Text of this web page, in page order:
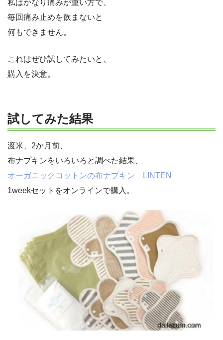
私はかなり痛みが重い方で、
毎回痛み止めを飲まないと
何もできません。
これはぜひ試してみたいと、
購入を決意。
試してみた結果
渡米、2か月前、
布ナプキンをいろいろと調べた結果、
オーガニックコットンの布ナプキン LINTEN
1weekセットをオンラインで購入。